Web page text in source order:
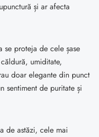
și ar afecta
proteja de cele șase
umiditate,
doar elegante din punct
sentiment de puritate și
de astăzi, cele mai